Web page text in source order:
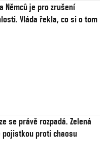
Němců je pro zrušení
Vláda řekla, co si o tom
se právě rozpadá. Zelená
proti chaosu